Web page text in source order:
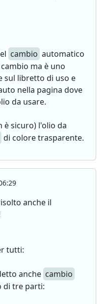
cambio automatico
ma è uno
sul libretto di uso e
nella pagina dove
da usare.
è sicuro) l'olio da
di colore trasparente.
anche il
tutti:
anche cambio
di tre parti: